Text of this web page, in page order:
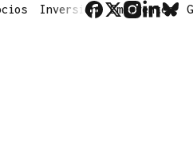
Inversión Emergentes